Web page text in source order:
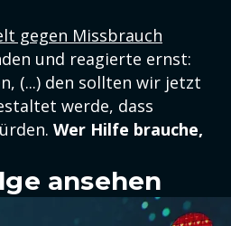
gegen Missbrauch
und reagierte ernst:
(...) den sollten wir jetzt
werde, dass
Wer Hilfe brauche,
ansehen